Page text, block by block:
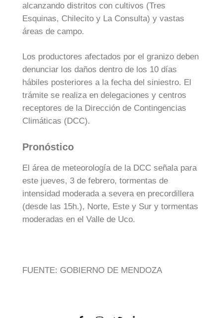
alcanzando distritos con cultivos (Tres
Esquinas, Chilecito y La Consulta) y vastas
áreas de campo.
Los productores afectados por el granizo deben
denunciar los daños dentro de los 10 días
hábiles posteriores a la fecha del siniestro. El
trámite se realiza en delegaciones y centros
receptores de la Dirección de Contingencias
Climáticas (DCC).
Pronóstico
El área de meteorología de la DCC señala para
este jueves, 3 de febrero, tormentas de
intensidad moderada a severa en precordillera
(desde las 15h.), Norte, Este y Sur y tormentas
moderadas en el Valle de Uco.
FUENTE: GOBIERNO DE MENDOZA